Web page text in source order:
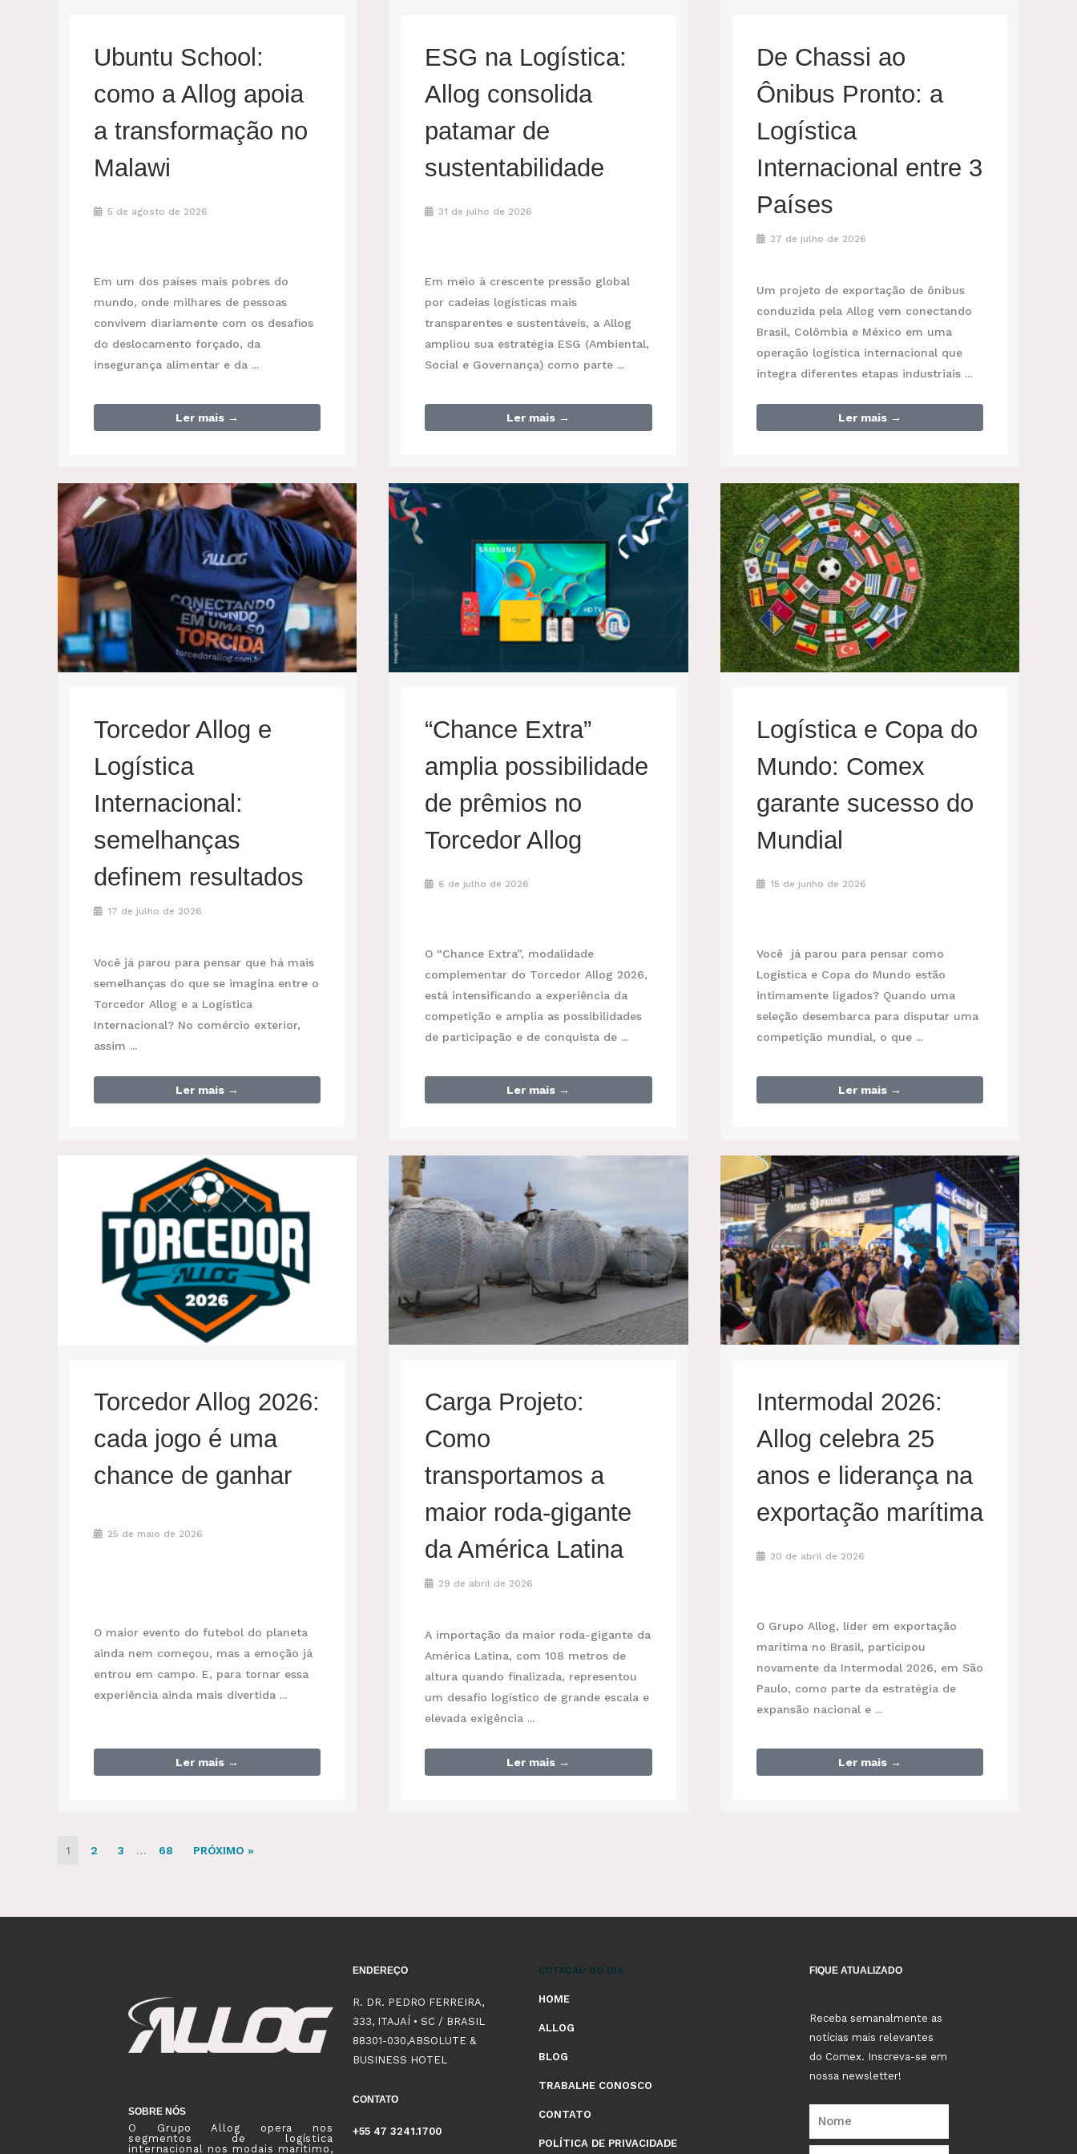
Ubuntu School:
como a Allog apoia
a transformação no
Malawi
5 de agosto de 2026
Em um dos países mais pobres do
mundo, onde milhares de pessoas
convivem diariamente com os desafios
do deslocamento forçado, da
insegurança alimentar e da ...
Ler mais →
ESG na Logística:
Allog consolida
patamar de
sustentabilidade
31 de julho de 2026
Em meio à crescente pressão global
por cadeias logísticas mais
transparentes e sustentáveis, a Allog
ampliou sua estratégia ESG (Ambiental,
Social e Governança) como parte ...
Ler mais →
De Chassi ao
Ônibus Pronto: a
Logística
Internacional entre 3
Países
27 de julho de 2026
Um projeto de exportação de ônibus
conduzida pela Allog vem conectando
Brasil, Colômbia e México em uma
operação logística internacional que
integra diferentes etapas industriais ...
Ler mais →
Torcedor Allog e
Logística
Internacional:
semelhanças
definem resultados
17 de julho de 2026
Você já parou para pensar que há mais
semelhanças do que se imagina entre o
Torcedor Allog e a Logística
Internacional? No comércio exterior,
assim ...
Ler mais →
“Chance Extra”
amplia possibilidade
de prêmios no
Torcedor Allog
6 de julho de 2026
O “Chance Extra”, modalidade
complementar do Torcedor Allog 2026,
está intensificando a experiência da
competição e amplia as possibilidades
de participação e de conquista de ...
Ler mais →
Logística e Copa do
Mundo: Comex
garante sucesso do
Mundial
15 de junho de 2026
Você já parou para pensar como
Logística e Copa do Mundo estão
intimamente ligados? Quando uma
seleção desembarca para disputar uma
competição mundial, o que ...
Ler mais →
Torcedor Allog 2026:
cada jogo é uma
chance de ganhar
25 de maio de 2026
O maior evento do futebol do planeta
ainda nem começou, mas a emoção já
entrou em campo. E, para tornar essa
experiência ainda mais divertida ...
Ler mais →
Carga Projeto:
Como
transportamos a
maior roda-gigante
da América Latina
29 de abril de 2026
A importação da maior roda-gigante da
América Latina, com 108 metros de
altura quando finalizada, representou
um desafio logístico de grande escala e
elevada exigência ...
Ler mais →
Intermodal 2026:
Allog celebra 25
anos e liderança na
exportação marítima
20 de abril de 2026
O Grupo Allog, líder em exportação
marítima no Brasil, participou
novamente da Intermodal 2026, em São
Paulo, como parte da estratégia de
expansão nacional e ...
Ler mais →
1 2 3 … 68 PRÓXIMO »
SOBRE NÓS
O Grupo Allog opera nos
segmentos de logística
internacional nos modais marítimo,
ENDEREÇO
R. DR. PEDRO FERREIRA,
333, ITAJAÍ • SC / BRASIL
88301-030,ABSOLUTE &
BUSINESS HOTEL
CONTATO
+55 47 3241.1700
COTAÇÃO DO DIA
HOME
ALLOG
BLOG
TRABALHE CONOSCO
CONTATO
POLÍTICA DE PRIVACIDADE
FIQUE ATUALIZADO
Receba semanalmente as
notícias mais relevantes
do Comex. Inscreva-se em
nossa newsletter!